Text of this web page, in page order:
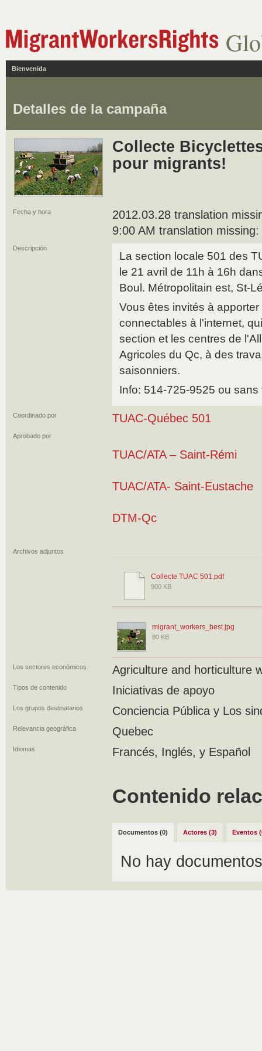
Bienvenida
Detalles de la campaña
Collecte
pour migrants!
Fecha y hora
2012.03.28 translation
9:00 AM translation
Descripción
La section locale 501 des
le 21 avril de 11h à 16h
Boul. Métropolitain est, St-
Vous êtes invités à
connectables à l'internet,
section et les centres de
Agricoles du Qc, à des
saisonniers.
Info: 514-725-9525 ou
Coordinado por TUAC-Québec 501
Aprobado por
TUAC/ATA – Saint-Rémi
TUAC/ATA- Saint-Eustache
DTM-Qc
Archivos adjuntos
Collecte TUAC 501.pdf
900 KB
migrant_workers_best.jpg
80 KB
Los sectores económicos Agriculture and horticulture
Tipos de contenido Iniciativas de apoyo
Los grupos destinatarios Conciencia Pública y Los
Relevancia geográfica Quebec
Idiomas Francés, Inglés, y Español
Contenido
Documentos (0) Actores (3) Eventos
No hay